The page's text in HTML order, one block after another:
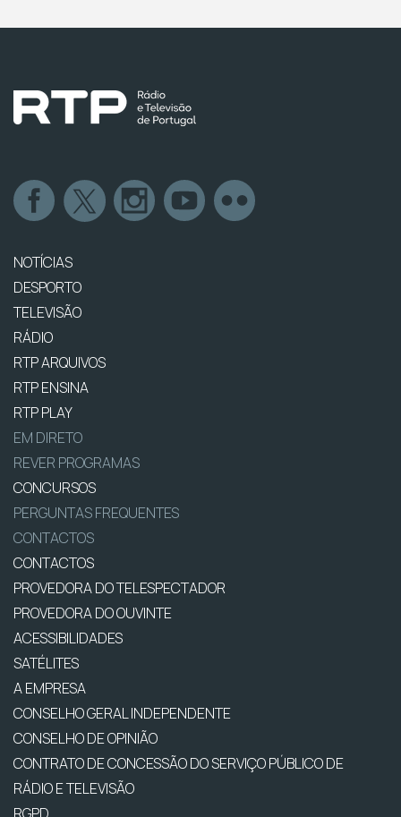
NOTÍCIAS
DESPORTO
TELEVISÃO
RÁDIO
RTP ARQUIVOS
RTP ENSINA
RTP PLAY
EM DIRETO
REVER PROGRAMAS
CONCURSOS
PERGUNTAS FREQUENTES
CONTACTOS
CONTACTOS
PROVEDORA DO TELESPECTADOR
PROVEDORA DO OUVINTE
ACESSIBILIDADES
SATÉLITES
A EMPRESA
CONSELHO GERAL INDEPENDENTE
CONSELHO DE OPINIÃO
CONTRATO DE CONCESSÃO DO SERVIÇO PÚBLICO DE
RÁDIO E TELEVISÃO